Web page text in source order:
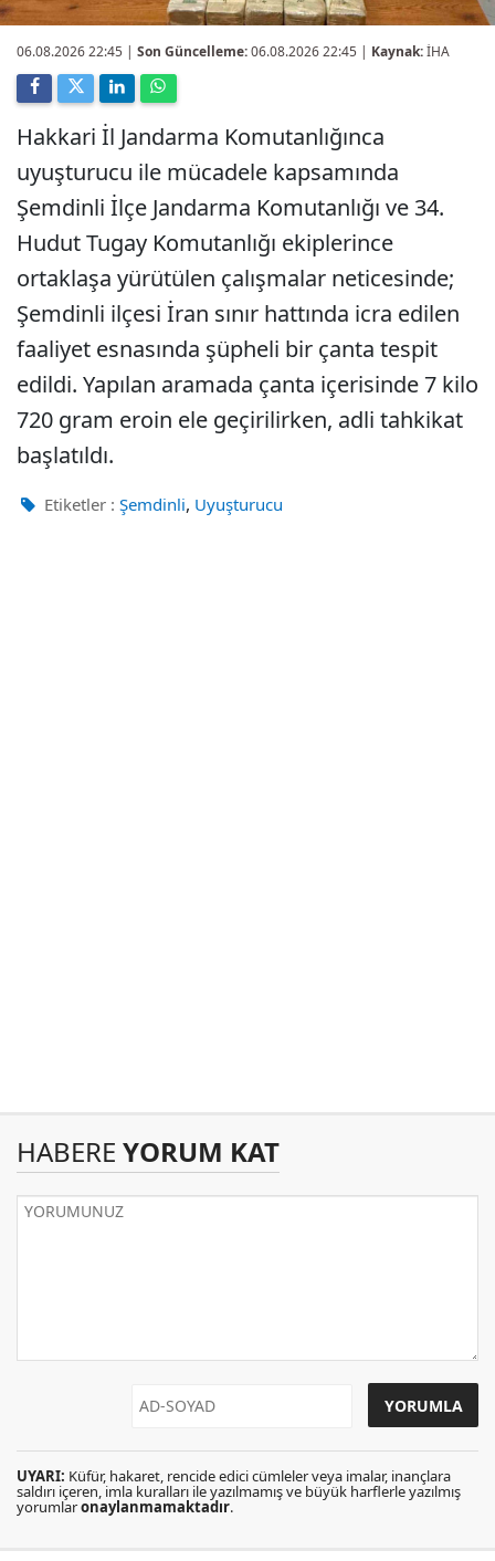
06.08.2026 22:45 | Son Güncelleme:06.08.2026 22:45 | Kaynak:İHA
Hakkari İl Jandarma Komutanlığınca
uyuşturucu ile mücadele kapsamında
Şemdinli İlçe Jandarma Komutanlığı ve 34.
Hudut Tugay Komutanlığı ekiplerince
ortaklaşa yürütülen çalışmalar neticesinde;
Şemdinli ilçesi İran sınır hattında icra edilen
faaliyet esnasında şüpheli bir çanta tespit
edildi. Yapılan aramada çanta içerisinde 7 kilo
720 gram eroin ele geçirilirken, adli tahkikat
başlatıldı.
Etiketler : Şemdinli, Uyuşturucu
HABERE YORUM KAT
UYARI: Küfür, hakaret, rencide edici cümleler veya imalar, inançlara
saldırı içeren, imla kuralları ile yazılmamış ve büyük harflerle yazılmış
yorumlaronaylanmamaktadır.